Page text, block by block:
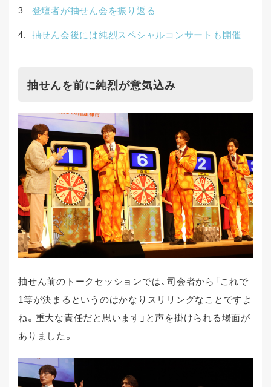
登壇者が抽せん会を振り返る
抽せん会後には純烈スペシャルコンサートも開催
抽せんを前に純烈が意気込み
抽せん前のトークセッションでは、司会者から「これで
1等が決まるというのはかなりスリリングなことですよ
ね。重大な責任だと思います」と声を掛けられる場面が
ありました。